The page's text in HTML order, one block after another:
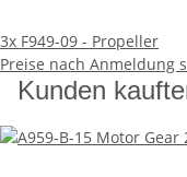
3x F949-09 - Propeller
Preise nach Anmeldung
Kunden